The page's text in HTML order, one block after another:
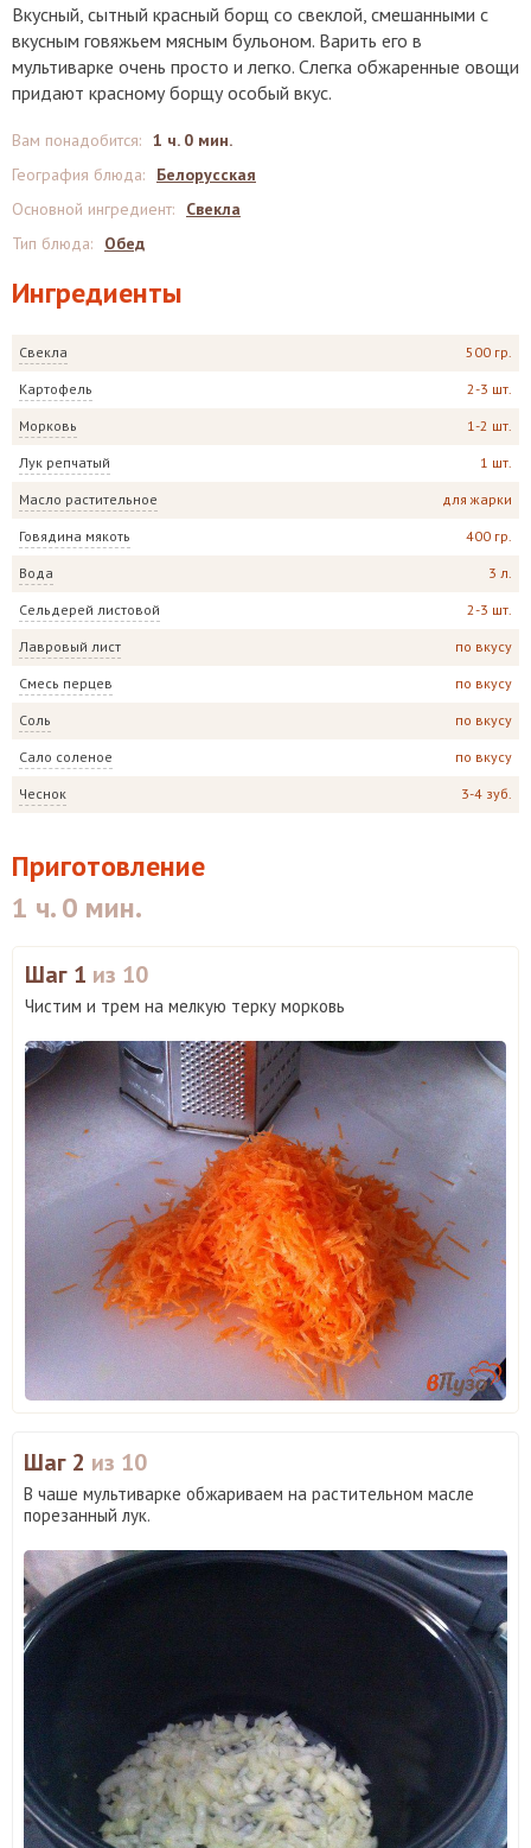
Вкусный, сытный красный борщ со свеклой, смешанными с
вкусным говяжьем мясным бульоном. Варить его в
мультиварке очень просто и легко. Слегка обжаренные овощи
придают красному борщу особый вкус.
Ингредиенты
Свекла 500 гр.
Картофель 2-3 шт.
Морковь 1-2 шт.
Лук репчатый 1 шт.
Масло растительное для жарки
Говядина мякоть 400 гр.
Вода 3 л.
Сельдерей листовой 2-3 шт.
Лавровый лист по вкусу
Смесь перцев по вкусу
Соль по вкусу
Сало соленое по вкусу
Чеснок 3-4 зуб.
Вам понадобится: 1 ч. 0 мин.
География блюда:
Белорусская
Основной ингредиент:
Свекла
Тип блюда: Обед
Приготовление
1 ч. 0 мин.
Шаг 1 из 10
Чистим и трем на мелкую терку морковь
Шаг 2 из 10
В чаше мультиварке обжариваем на растительном масле
порезанный лук.